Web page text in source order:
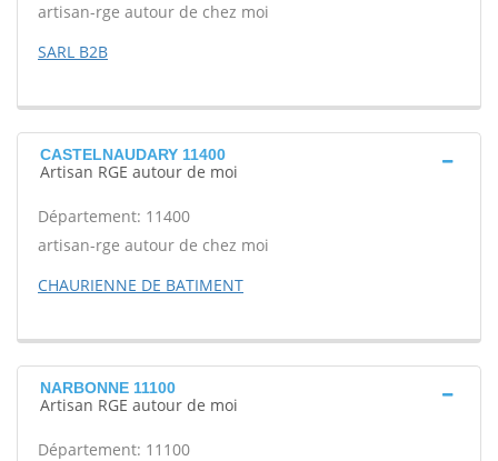
artisan-rge autour de chez moi
SARL B2B
CASTELNAUDARY 11400
Artisan RGE autour de moi
Département: 11400
artisan-rge autour de chez moi
CHAURIENNE DE BATIMENT
NARBONNE 11100
Artisan RGE autour de moi
Département: 11100